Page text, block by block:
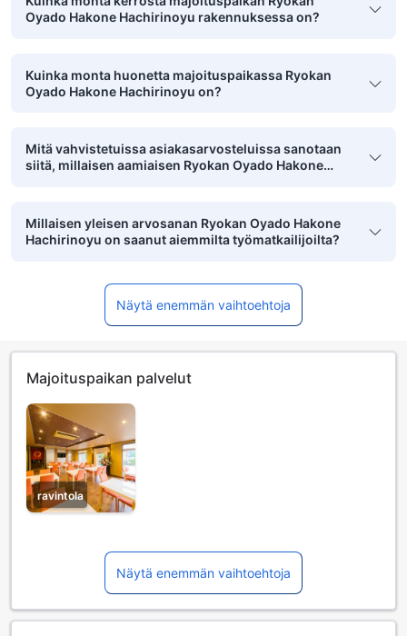
Oyado Hakone Hachirinoyu rakennuksessa on?
Kuinka monta huonetta majoituspaikassa Ryokan
Oyado Hakone Hachirinoyu on?
Mitä vahvistetuissa asiakasarvosteluissa sanotaan
siitä, millaisen aamiaisen Ryokan Oyado Hakone
Millaisen yleisen arvosanan Ryokan Oyado Hakone
Hachirinoyu on saanut aiemmilta työmatkailijoilta?
Näytä enemmän vaihtoehtoja
Majoituspaikan palvelut
ravintola
Näytä enemmän vaihtoehtoja